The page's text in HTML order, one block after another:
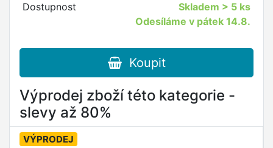
Dostupnost Skladem > 5 ks
Odesíláme v pátek 14.8.
Koupit
Výprodej zboží této kategorie -
slevy až 80%
VÝPRODEJ